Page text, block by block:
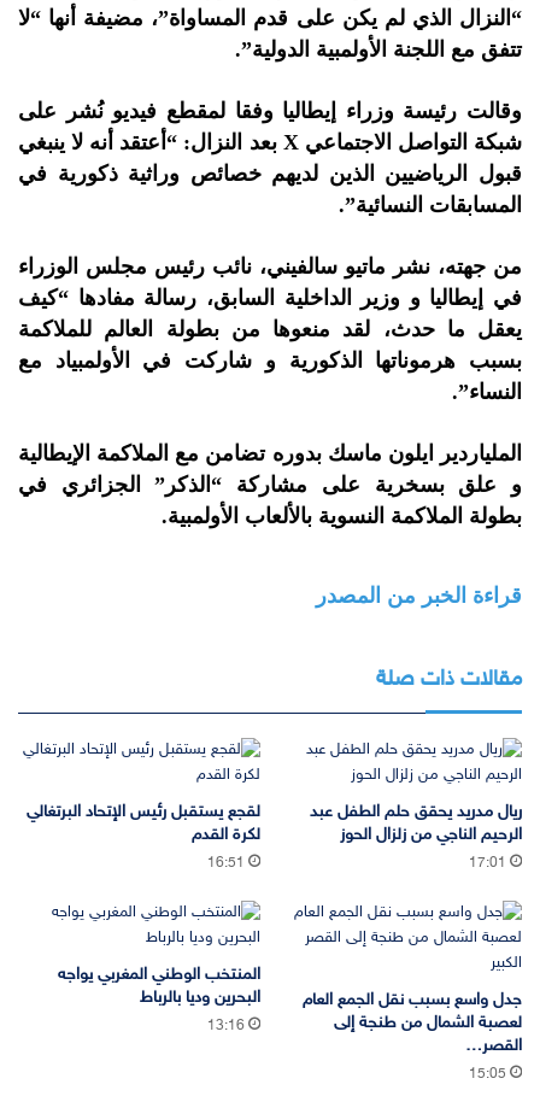
“النزال الذي لم يكن على قدم المساواة”، مضيفة أنها “لا
تتفق مع اللجنة الأولمبية الدولية”.
وقالت رئيسة وزراء إيطاليا وفقا لمقطع فيديو نُشر على
شبكة التواصل الاجتماعي X بعد النزال: “أعتقد أنه لا ينبغي
قبول الرياضيين الذين لديهم خصائص وراثية ذكورية في
المسابقات النسائية”.
من جهته، نشر ماتيو سالفيني، نائب رئيس مجلس الوزراء
في إيطاليا و وزير الداخلية السابق، رسالة مفادها “كيف
يعقل ما حدث، لقد منعوها من بطولة العالم للملاكمة
بسبب هرموناتها الذكورية و شاركت في الأولمبياد مع
النساء”.
الملياردير ايلون ماسك بدوره تضامن مع الملاكمة الإيطالية
و علق بسخرية على مشاركة “الذكر” الجزائري في
بطولة الملاكمة النسوية بالألعاب الأولمبية.
قراءة الخبر من المصدر
مقالات ذات صلة
ريال مدريد يحقق حلم الطفل عبد
الرحيم الناجي من زلزال الحوز
17:01
لقجع يستقبل رئيس الإتحاد البرتغالي
لكرة القدم
16:51
جدل واسع بسبب نقل الجمع العام
لعصبة الشمال من طنجة إلى
القصر…
15:05
المنتخب الوطني المغربي يواجه
البحرين وديا بالرباط
13:16